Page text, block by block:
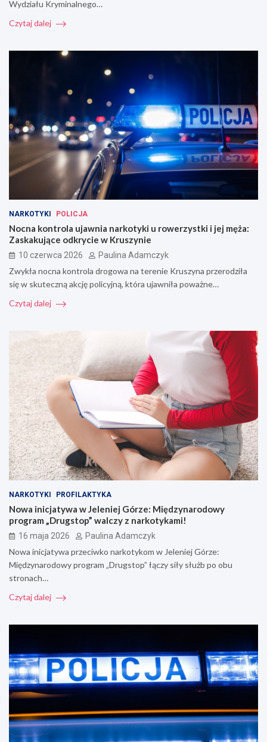
Wydziału Kryminalnego…
Czytaj dalej
NARKOTYKI POLICJA
Nocna kontrola ujawnia narkotyki u rowerzystki i jej męża:
Zaskakujące odkrycie w Kruszynie
10 czerwca 2026 Paulina Adamczyk
Zwykła nocna kontrola drogowa na terenie Kruszyna przerodziła
się w skuteczną akcję policyjną, która ujawniła poważne…
Czytaj dalej
NARKOTYKI PROFILAKTYKA
Nowa inicjatywa w Jeleniej Górze: Międzynarodowy
program „Drugstop” walczy z narkotykami!
16 maja 2026 Paulina Adamczyk
Nowa inicjatywa przeciwko narkotykom w Jeleniej Górze:
Międzynarodowy program „Drugstop” łączy siły służb po obu
stronach…
Czytaj dalej